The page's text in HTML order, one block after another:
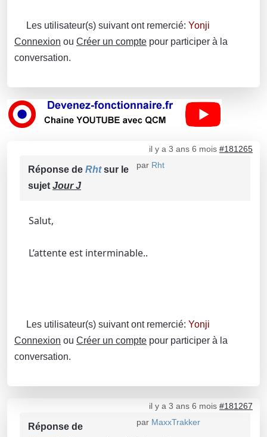
Les utilisateur(s) suivant ont remercié: Yonji
Connexion ou Créer un compte pour participer à la
conversation.
il y a 3 ans 6 mois #181265
par Rht
Réponse de Rhtsur le
sujet Jour J
Salut,
L’attente est interminable..
Les utilisateur(s) suivant ont remercié: Yonji
Connexion ou Créer un compte pour participer à la
conversation.
il y a 3 ans 6 mois #181267
par MaxxTrakker
Réponse de